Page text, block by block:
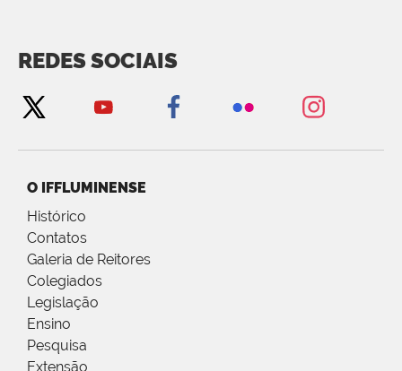
REDES SOCIAIS
O IFFLUMINENSE
Histórico
Contatos
Galeria de Reitores
Colegiados
Legislação
Ensino
Pesquisa
Extensão